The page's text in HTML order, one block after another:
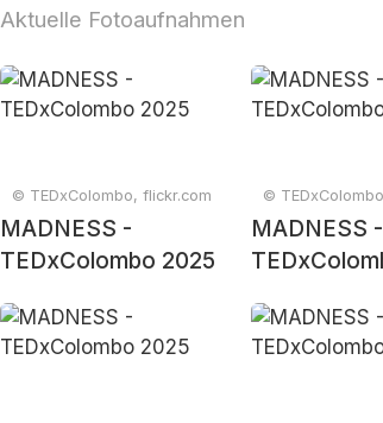
Aktuelle Fotoaufnahmen
© TEDxColombo, flickr.com
MADNESS -
TEDxColombo 2025
©
MADNESS -